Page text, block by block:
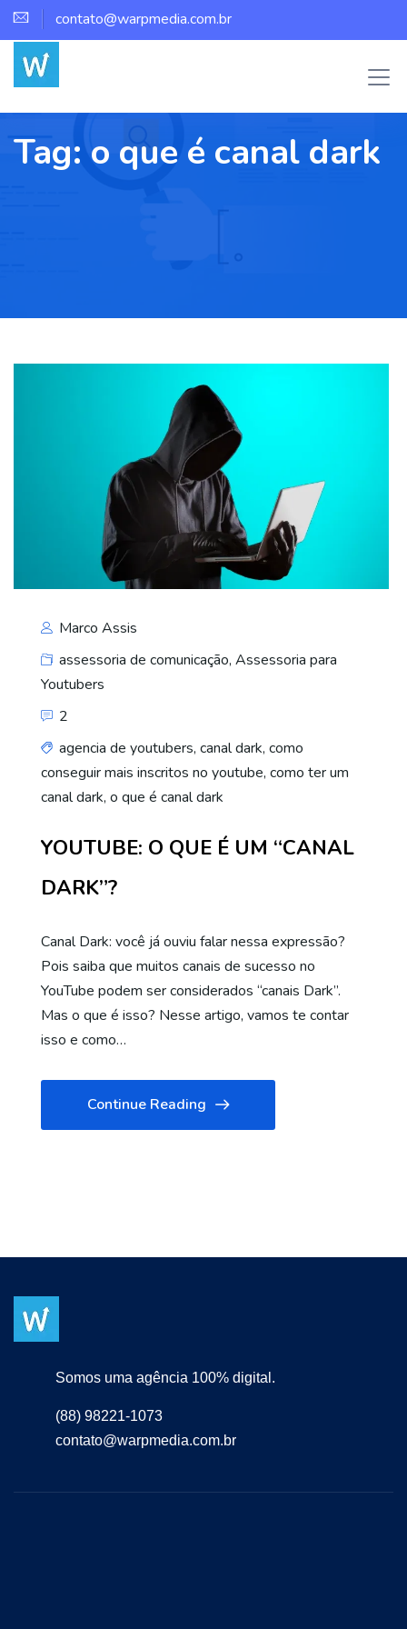
contato@warpmedia.com.br
Tag:o que é canal dark
Marco Assis
assessoria de comunicação, Assessoria para
Youtubers
2
agencia de youtubers, canal dark, como
conseguir mais inscritos no youtube, como ter um
canal dark, o que é canal dark
YOUTUBE: O QUE É UM “CANAL
DARK”?
Canal Dark: você já ouviu falar nessa expressão?
Pois saiba que muitos canais de sucesso no
YouTube podem ser considerados “canais Dark”.
Mas o que é isso? Nesse artigo, vamos te contar
isso e como…
Continue Reading
Somos uma agência 100% digital.
(88) 98221-1073
contato@warpmedia.com.br